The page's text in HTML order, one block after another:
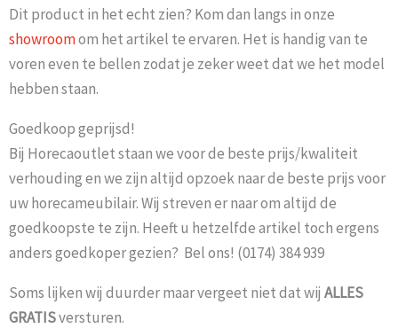
Dit product in het echt zien? Kom dan langs in onze
showroomom het artikel te ervaren. Het is handig van te
voren even te bellen zodat je zeker weet dat we het model
hebben staan.
Goedkoop geprijsd!
Bij Horecaoutlet staan we voor de beste prijs/kwaliteit
verhouding en we zijn altijd opzoek naar de beste prijs voor
uw horecameubilair. Wij streven er naar om altijd de
goedkoopste te zijn. Heeft u hetzelfde artikel toch ergens
anders goedkoper gezien? Bel ons! (0174) 384 939
Soms lijken wij duurder maar vergeet niet dat wij ALLES
GRATISversturen.